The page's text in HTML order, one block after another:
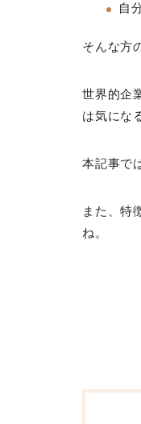
自
そんな方
世界的企
は気にな
本記事で
また、特
ね。